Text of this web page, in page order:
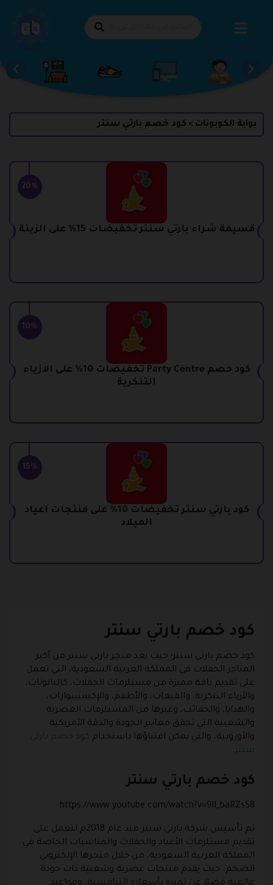
بوابة الكوبونات > كود خصم بارتي سنتر
20%
قسيمة شراء بارتي سنتر تخفيضات 15% على الزينة
10%
كود خصم Party Centre تخفيضات 10% على الازياء
التنكرية
15%
كود بارتي سنتر تخفيضات 10% على منتجات اعياد
الميلاد
كود خصم بارتي سنتر
كود خصم بارتي سنتر؛ حيث يعد متجر بارتي سنتر من أكبر
المتاجر الحفلات في المملكة العربية السعودية، التي تعمل
على تقديم باقة مميزة من مستلزمات الحفلات، كالبالونات،
والأزياء التنكرية، والقبعات، والأطقم، والإكسسوارات،
والهدايا، والحقائب، وغيرها من المستلزمات العصرية
والشعبية التي تحقق معايير الجودة والدقة الأمريكية
والأوروبية، والتي يمكن اقتناؤها باستخدام كود خصم بارتي
سنتر.
كود خصم بارتي سنتر
https://www.youtube.com/watch?v=9II_baRZsS8
تم تأسيس شركة بارتي سنتر منذ عام 2018م لتعمل على
تقديم مستلزمات الأعياد والحفلات والمناسبات الخاصة في
المملكة العربية السعودية، من خلال متجرها الإلكتروني
الضخم، حيث يقدم منتجات عصرية وشعبية ذات جودة
عالمية فضلا عن تميزه بأسعاره التنافسية، ومواعيد